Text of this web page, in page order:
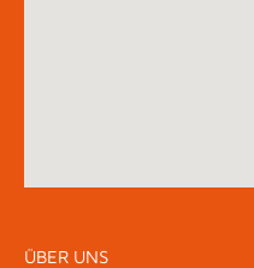
ÜBER UNS